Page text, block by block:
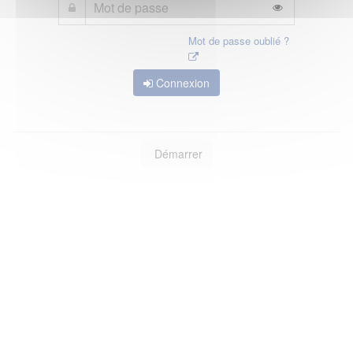
Mot de passe oublié ?
Connexion
Démarrer